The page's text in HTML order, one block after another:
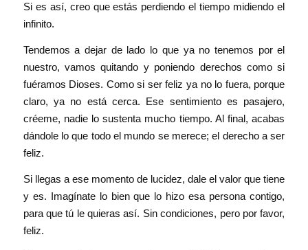
Si es así, creo que estás perdiendo el tiempo midiendo el
infinito.
Tendemos a dejar de lado lo que ya no tenemos por el
nuestro, vamos quitando y poniendo derechos como si
fuéramos Dioses. Como si ser feliz ya no lo fuera, porque
claro, ya no está cerca. Ese sentimiento es pasajero,
créeme, nadie lo sustenta mucho tiempo. Al final, acabas
dándole lo que todo el mundo se merece; el derecho a ser
feliz.
Si llegas a ese momento de lucidez, dale el valor que tiene
y es. Imagínate lo bien que lo hizo esa persona contigo,
para que tú le quieras así. Sin condiciones, pero por favor,
feliz.